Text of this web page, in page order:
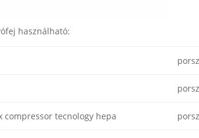
használható:
compressor tecnology hepa